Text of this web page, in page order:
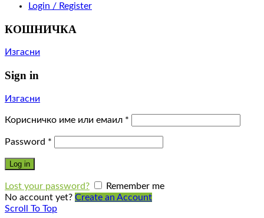
Login / Register
КОШНИЧКА
Изгасни
Sign in
Изгасни
Корисничко име или емаил *
Password *
Log in
Lost your password?
Remember me
No account yet? Create an Account
Scroll To Top